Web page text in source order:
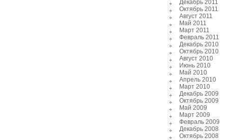
Декабрь 2011
Октябрь 2011
Август 2011
Май 2011
Март 2011
Февраль 2011
Декабрь 2010
Октябрь 2010
Август 2010
Июнь 2010
Май 2010
Апрель 2010
Март 2010
Декабрь 2009
Октябрь 2009
Май 2009
Март 2009
Февраль 2009
Декабрь 2008
Октябрь 2008